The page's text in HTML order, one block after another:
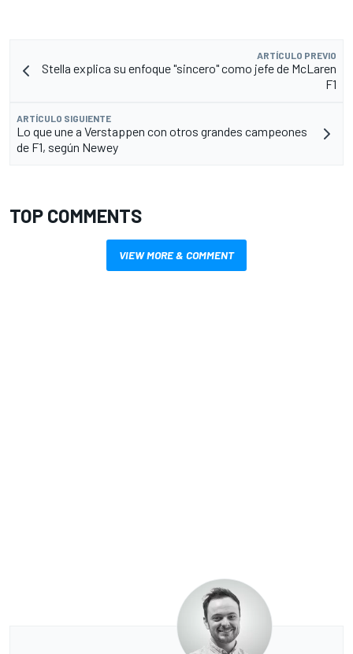
ARTÍCULO PREVIO
Stella explica su enfoque "sincero" como jefe de McLaren
F1
ARTÍCULO SIGUIENTE
Lo que une a Verstappen con otros grandes campeones
de F1, según Newey
TOP COMMENTS
VIEW MORE & COMMENT